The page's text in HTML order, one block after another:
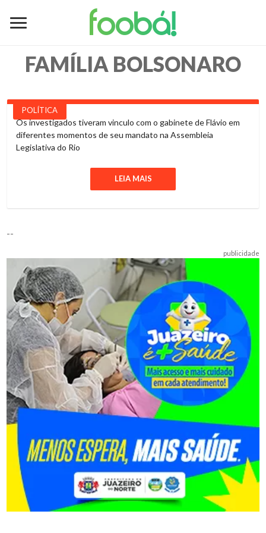
foobá!
FAMÍLIA BOLSONARO
POLÍTICA
Os investigados tiveram vinculo com o gabinete de Flávio em
diferentes momentos de seu mandato na Assembleia
Legislativa do Rio
LEIA MAIS
--
publicidade